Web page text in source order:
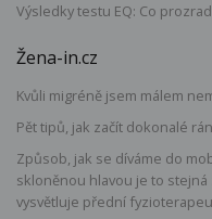
Výsledky testu EQ: Co
Žena-in.cz
Kvůli migréně jsem málem
Pět tipů, jak začít dokonalé
Způsob, jak se díváme do
skloněnou hlavou je to stejná
vysvětluje přední